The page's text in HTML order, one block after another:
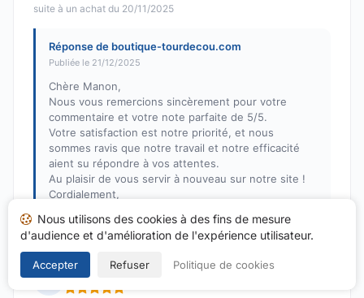
suite à un achat du 20/11/2025
Réponse de boutique-tourdecou.com
Publiée le 21/12/2025
Chère Manon,
Nous vous remercions sincèrement pour votre
commentaire et votre note parfaite de 5/5.
Votre satisfaction est notre priorité, et nous
sommes ravis que notre travail et notre efficacité
aient su répondre à vos attentes.
Au plaisir de vous servir à nouveau sur notre site !
Cordialement,
X
XAVIER B.
Note : 5 sur 5
Nous utilisons des cookies à des fins de mesure
d'audience et d'amélioration de l'expérience utilisateur.
Accepter Refuser Politique de cookies